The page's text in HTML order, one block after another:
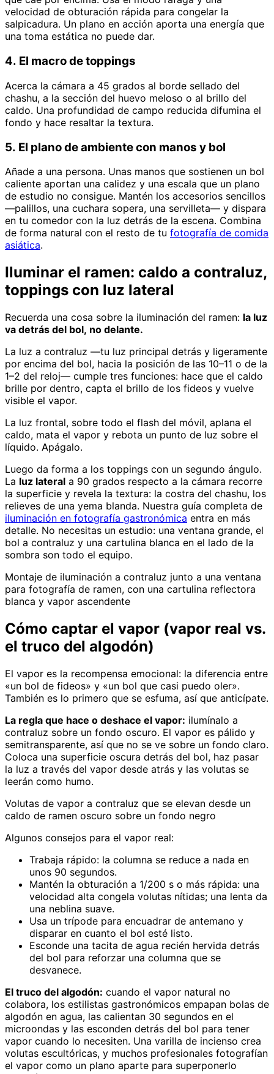
velocidad de obturación rápida para congelar la
salpicadura. Un plano en acción aporta una energía que
una toma estática no puede dar.
4. El macro de toppings
Acerca la cámara a 45 grados al borde sellado del
chashu, a la sección del huevo meloso o al brillo del
caldo. Una profundidad de campo reducida difumina el
fondo y hace resaltar la textura.
5. El plano de ambiente con manos y bol
Añade a una persona. Unas manos que sostienen un bol
caliente aportan una calidez y una escala que un plano
de estudio no consigue. Mantén los accesorios sencillos
—palillos, una cuchara sopera, una servilleta— y dispara
en tu comedor con la luz detrás de la escena. Combina
de forma natural con el resto de tu fotografía de comida
asiática.
Iluminar el ramen: caldo a contraluz,
toppings con luz lateral
Recuerda una cosa sobre la iluminación del ramen: la luz
va detrás del bol, no delante.
La luz a contraluz —tu luz principal detrás y ligeramente
por encima del bol, hacia la posición de las 10–11 o de la
1–2 del reloj— cumple tres funciones: hace que el caldo
brille por dentro, capta el brillo de los fideos y vuelve
visible el vapor.
La luz frontal, sobre todo el flash del móvil, aplana el
caldo, mata el vapor y rebota un punto de luz sobre el
líquido. Apágalo.
Luego da forma a los toppings con un segundo ángulo.
La luz lateral a 90 grados respecto a la cámara recorre
la superficie y revela la textura: la costra del chashu, los
relieves de una yema blanda. Nuestra guía completa de
iluminación en fotografía gastronómica entra en más
detalle. No necesitas un estudio: una ventana grande, el
bol a contraluz y una cartulina blanca en el lado de la
sombra son todo el equipo.
Montaje de iluminación a contraluz junto a una ventana
para fotografía de ramen, con una cartulina reflectora
blanca y vapor ascendente
Cómo captar el vapor (vapor real vs.
el truco del algodón)
El vapor es la recompensa emocional: la diferencia entre
«un bol de fideos» y «un bol que casi puedo oler».
También es lo primero que se esfuma, así que anticípate.
La regla que hace o deshace el vapor: ilumínalo a
contraluz sobre un fondo oscuro. El vapor es pálido y
semitransparente, así que no se ve sobre un fondo claro.
Coloca una superficie oscura detrás del bol, haz pasar
la luz a través del vapor desde atrás y las volutas se
leerán como humo.
Volutas de vapor a contraluz que se elevan desde un
caldo de ramen oscuro sobre un fondo negro
Algunos consejos para el vapor real:
Trabaja rápido: la columna se reduce a nada en
unos 90 segundos.
Mantén la obturación a 1/200 s o más rápida: una
velocidad alta congela volutas nítidas; una lenta da
una neblina suave.
Usa un trípode para encuadrar de antemano y
disparar en cuanto el bol esté listo.
Esconde una tacita de agua recién hervida detrás
del bol para reforzar una columna que se
desvanece.
El truco del algodón: cuando el vapor natural no
colabora, los estilistas gastronómicos empapan bolas de
algodón en agua, las calientan 30 segundos en el
microondas y las esconden detrás del bol para tener
vapor cuando lo necesiten. Una varilla de incienso crea
volutas escultóricas, y muchos profesionales fotografían
el vapor como un plano aparte para superponerlo